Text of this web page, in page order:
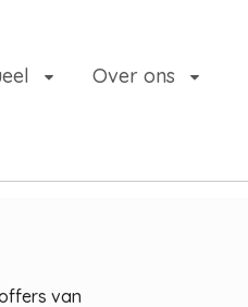
Over ons
van